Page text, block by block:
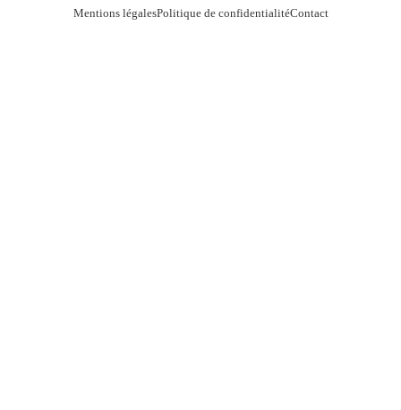
Mentions légalesPolitique de confidentialitéContact